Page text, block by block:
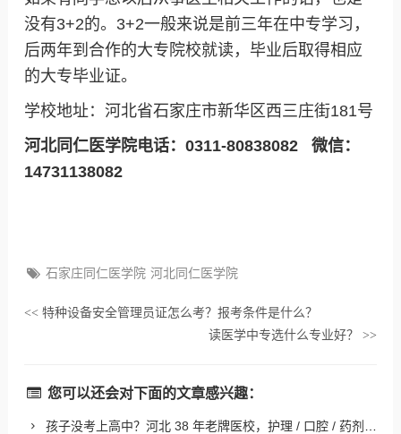
没有3+2的。3+2一般来说是前三年在中专学习，
后两年到合作的大专院校就读，毕业后取得相应
的大专毕业证。
学校地址：河北省石家庄市新华区西三庄街181号
河北同仁医学院电话：0311-80838082 微信：
14731138082
石家庄同仁医学院 河北同仁医学院
<<特种设备安全管理员证怎么考？报考条件是什么？
读医学中专选什么专业好？>>
您可以还会对下面的文章感兴趣：
孩子没考上高中？河北 38 年老牌医校，护理 / 口腔 / 药剂热门专业还能报名